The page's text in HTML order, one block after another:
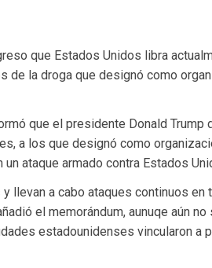
que Estados Unidos libra
de la droga que designó como
que el presidente Donald
a los que designó como
ataque armado contra Estados
llevan a cabo ataques continuos
el memorándum, aunuqe aún
estadounidenses vincularon a